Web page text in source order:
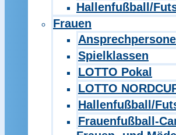
Hallenfußball/
Frauen
Spielklassen
LOTTO Pokal
LOTTO
Hallenfußball/
Frauenfußball-